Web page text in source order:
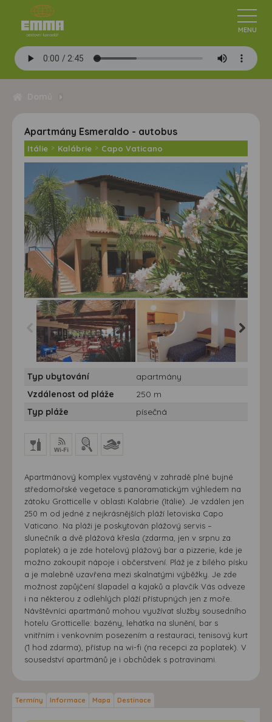
Apartmány Esmeraldo - autobus
Itálie > Kalábrie > Capo Vaticano
autobus - Pláž
Grotticelle - restaurace
autobus - Apartmány
Esmeraldo - apartmán
Mono
Typ ubytování
apartmány
Vzdálenost od pláže
250 m
Typ pláže
písečná
Apartmánový komplex vystavěný v zahradě plné bujné
středomořské vegetace s panoramatickým výhledem na
zátoku Grotticelle v oblasti Kalábrie (Itálie). Je vzdálen jen
250 m od jedné z nejkrásnějších pláží letoviska Capo
Vaticano. Na pláži je poskytován plážový servis –
slunečník a dvě plážová křesla (zdarma, jen v srpnu za
poplatek) a je zde hotelový plážový bar a pizzerie, kde je
možno zakoupit nápoje i občerstvení. Pláž je z bílého písku
a je malebně uzavřena mezi skalnatými výběžky. Je zde
možnost zapůjčení šlapadel a kajaků a plavčík Vás odveze
i na některou z odlehlých pláží přístupných jen z moře.
Návštěvníci apartmánů mohou využívat služby sousedního
hotelu Grotticelle: bazény, lehátka na slunění, bar s
vnitřním i venkovním posezením a restauraci, tenisový kurt
(1 hod zdarma), přístup na wi-fi (na recepci za poplatek). V
sousedství apartmánů je i obchůdek s potravinami.
Termíny Informace Mapa Destinace